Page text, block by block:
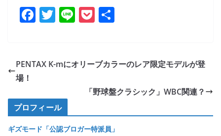
F
e
o
o
k
T
er
Li P
et
PENTAX K-mにオリーブカラーのレア限定モデルが登
場！
「野球盤クラシック」WBC関連？
プロフィール
ギズモード「公認ブロガー特派員」